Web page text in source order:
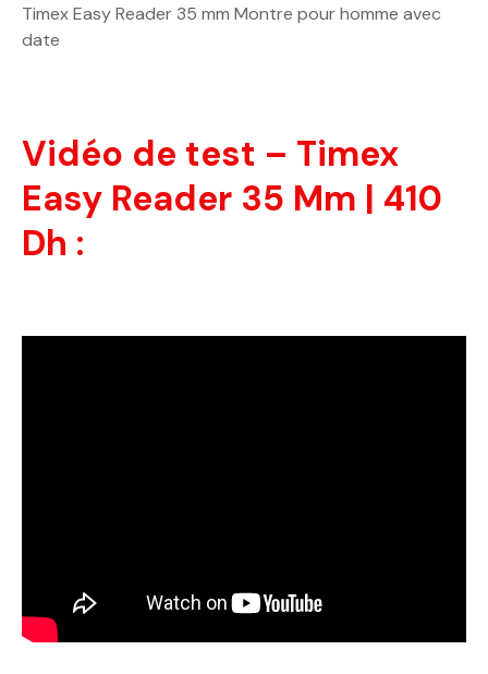
Timex Easy Reader 35 mm Montre pour homme avec
date
Vidéo de test – Timex
Easy Reader 35 Mm | 410
Dh :